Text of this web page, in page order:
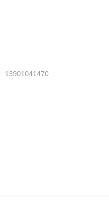
13901041470